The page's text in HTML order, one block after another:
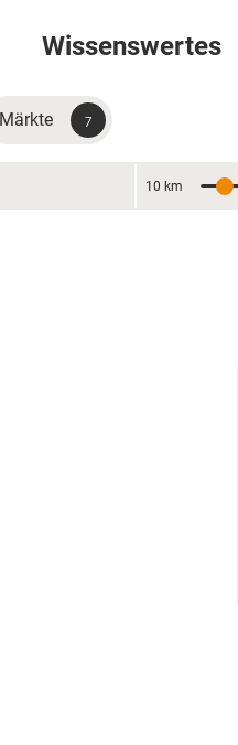
Wissenswertes
Märkte 7
Entfernung
10 km